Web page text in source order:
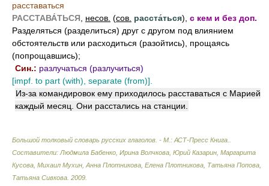
расставаться
РАССТАВА́ТЬСЯ
несов. (сов. расста́ться), с кем и без доп.
Разделяться (разделиться) друг с другом под влиянием
обстоятельств или расходиться (разойтись), прощаясь
(попрощавшись);
Син.: разлучаться (разлучиться)
[impf. to part (with), separate (from)].
Из-за командировок ему приходилось расставаться с Марией
каждый месяц. Они расстались на станции.
Большой толковый словарь русских глаголов. - М.: АСТ-Пресс Книга.
Составители: Людмила Бабенко, Ирина Волчкова, Юрий Казарин, Маргарита
Кусова, Михаил Мухин, Анна Плотникова, Елена Плотникова, Татьяна Попова,
Татьяна Сивкова 2009